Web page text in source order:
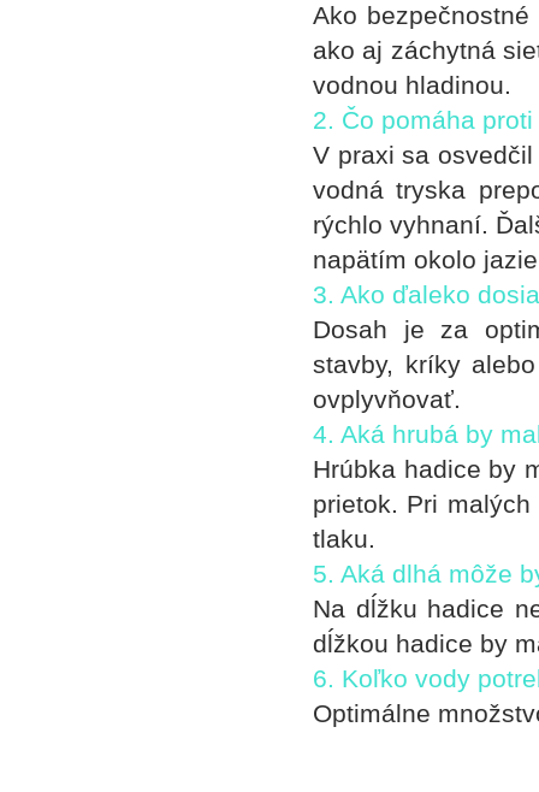
Ako
ako aj záchytná
vodnou hladinou.
2. Čo pomáha
V praxi sa osvedčil
vodná tryska
rýchlo vyhnaní.
napätím okolo
3. Ako ďaleko
Dosah je za
stavby, kríky
ovplyvňovať.
4. Aká hrubá by
Hrúbka hadice by
prietok. Pri
tlaku.
5. Aká dlhá môže
Na dĺžku hadice
dĺžkou hadice by
6. Koľko vody
Optimálne